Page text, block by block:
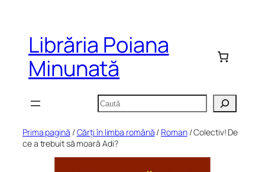
conținutLibrăria Poiana
Minunată
Caută
Prima pagină /Cărți în limba română / Roman/ Colectiv! De
ce a trebuit să moară Adi?